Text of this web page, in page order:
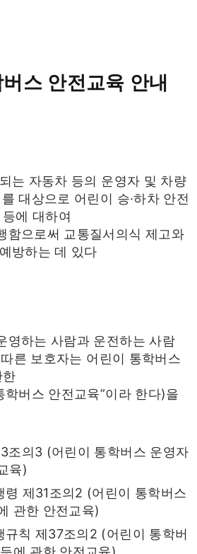
스 안전교육 안내
는 자동차 등의 운영자 및 차량
대상으로 어린이 승·하차 안전
에 대하여
함으로써 교통질서의식 제고와
방하는 데 있다
영하는 사람과 운전하는 사람
른 보호자는 어린이 통학버스
한
학버스 안전교육”이라 한다)을
조의3 (어린이 통학버스 운영자
육)
령 제31조의2 (어린이 통학버스
관한 안전교육)
규칙 제37조의2 (어린이 통학버